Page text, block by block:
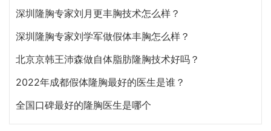
深圳隆胸专家刘月更丰胸技术怎么样？
深圳隆胸专家刘学军做假体丰胸怎么样？
北京京韩王沛森做自体脂肪隆胸技术好吗？
2022年成都假体隆胸最好的医生是谁？
全国口碑最好的隆胸医生是哪个